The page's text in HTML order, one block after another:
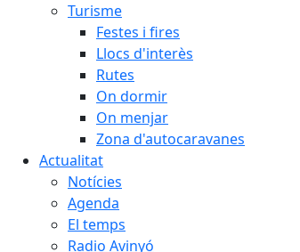
Turisme
Festes i fires
Llocs d'interès
Rutes
On dormir
On menjar
Zona d'autocaravanes
Actualitat
Notícies
Agenda
El temps
Radio Avinyó